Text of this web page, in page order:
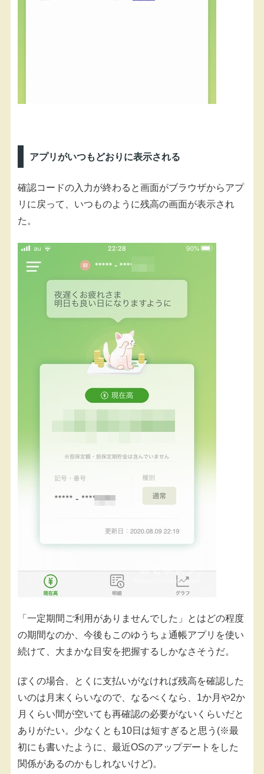
アプリがいつもどおりに表示される
確認コードの入力が終わると画面がブラウザからアプ
リに戻って、いつものように残高の画面が表示され
た。
「一定期間ご利用がありませんでした」とはどの程度
の期間なのか、今後もこのゆうちょ通帳アプリを使い
続けて、大まかな目安を把握するしかなさそうだ。
ぼくの場合、とくに支払いがなければ残高を確認した
いのは月末くらいなので、なるべくなら、1か月や2か
月くらい間が空いても再確認の必要がないくらいだと
ありがたい。少なくとも10日は短すぎると思う(※最
初にも書いたように、最近OSのアップデートをした
関係があるのかもしれないけど)。